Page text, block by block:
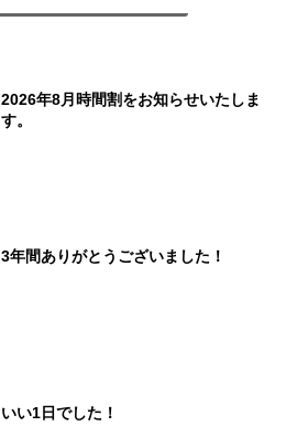
2026年8月時間割をお知らせいたしま
す。
3年間ありがとうございました！
いい1日でした！